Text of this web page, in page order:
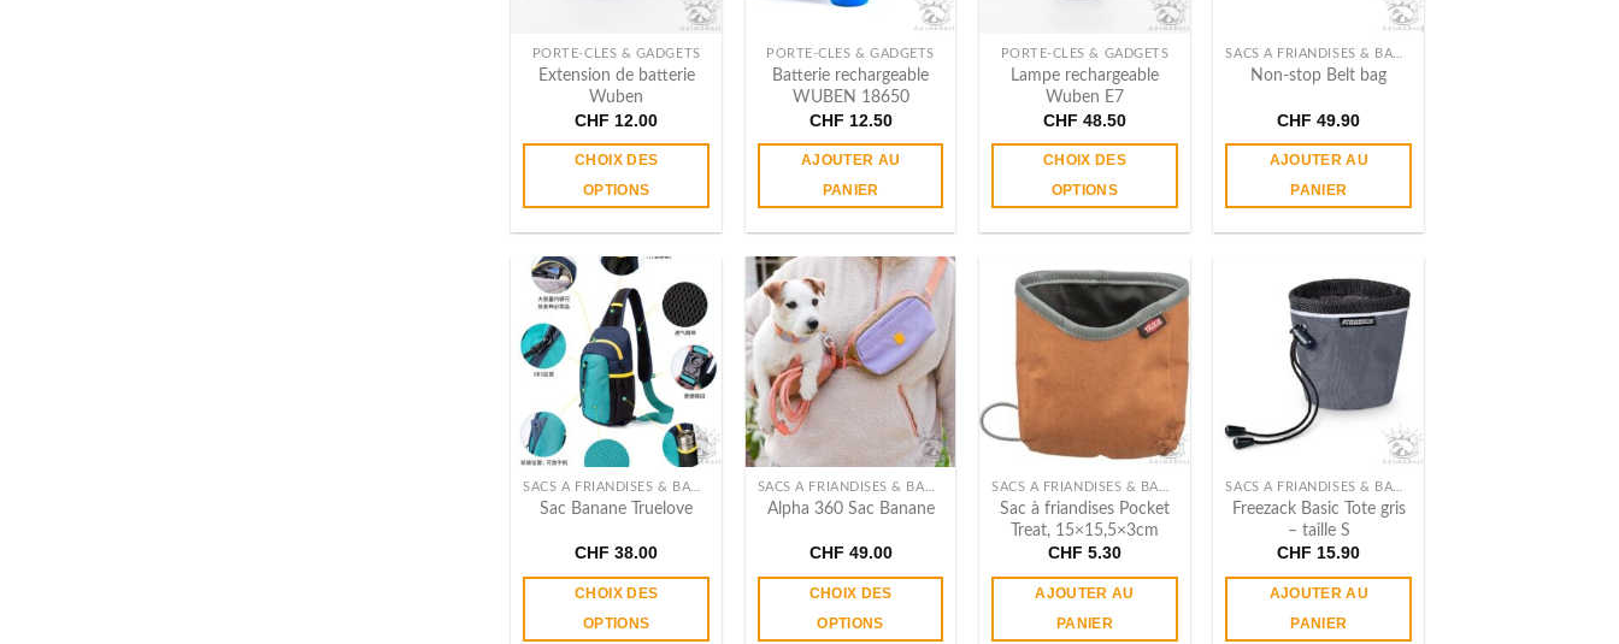
la
page
du
produit
PORTE-CLÉS & GADGETS
Extension de batterie
Wuben
CHF 12.00
CHOIX DES
OPTIONS
a
plusieurs
variations.
Les
options
peuvent
être
choisies
sur
du
produit
PORTE-CLÉS & GADGETS
Batterie rechargeable
WUBEN 18650
CHF 12.50
AJOUTER AU
PANIER
PORTE-CLÉS & GADGETS
Lampe rechargeable
Wuben E7
CHF 48.50
CHOIX DES
OPTIONS
a
plusieurs
variations.
Les
peuvent
être
la
page
du
produit
Non-stop Belt bag
CHF 49.90
AJOUTER AU
PANIER
Sac Banane Truelove
CHF 38.00
CHOIX DES
OPTIONS
Alpha 360 Sac Banane
CHF 49.00
CHOIX DES
OPTIONS
Sac à friandises Pocket
Treat, 15×15,5×3cm
CHF 5.30
AJOUTER AU
PANIER
Freezack Basic Tote gris
– taille S
CHF 15.90
AJOUTER AU
PANIER